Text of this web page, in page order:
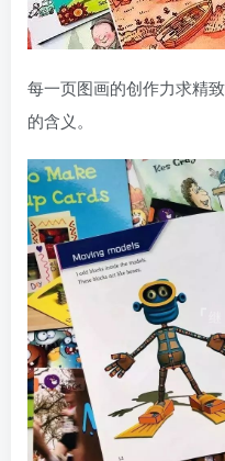
每一页图画的创作力求精
的含义。